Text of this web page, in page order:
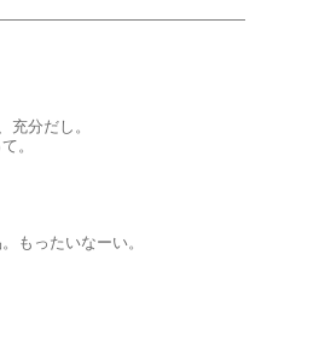
充分だし。
。
もったいなーい。